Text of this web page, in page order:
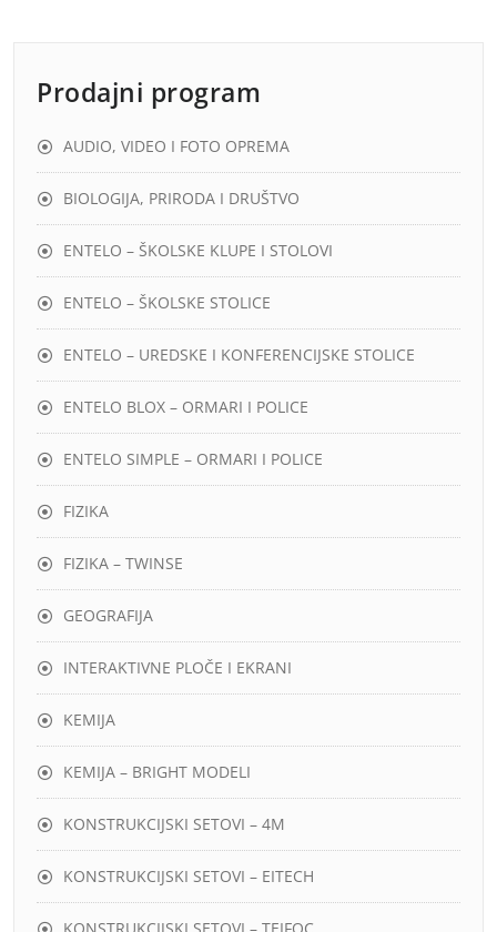
Prodajni program
AUDIO, VIDEO I FOTO OPREMA
BIOLOGIJA, PRIRODA I DRUŠTVO
ENTELO – ŠKOLSKE KLUPE I STOLOVI
ENTELO – ŠKOLSKE STOLICE
ENTELO – UREDSKE I KONFERENCIJSKE STOLICE
ENTELO BLOX – ORMARI I POLICE
ENTELO SIMPLE – ORMARI I POLICE
FIZIKA
FIZIKA – TWINSE
GEOGRAFIJA
INTERAKTIVNE PLOČE I EKRANI
KEMIJA
KEMIJA – BRIGHT MODELI
KONSTRUKCIJSKI SETOVI – 4M
KONSTRUKCIJSKI SETOVI – EITECH